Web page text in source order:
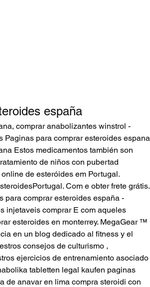
españa
comprar anabolizantes winstrol -
para comprar esteroides espana
Estos medicamentos también son
de niños con pubertad
de esteróides em Portugal.
Com e obter frete grátis.
para comprar esteroides españa -
injetaveis comprar E com aqueles
esteroides en monterrey. MegaGear ™
en un blog dedicado al fitness y el
consejos de culturismo ,
ejercicios de entrenamiento asociado
tabletten legal kaufen paginas
de anavar en lima compra steroidi con